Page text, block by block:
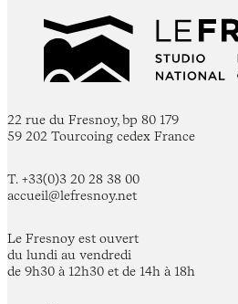
22 rue du Fresnoy, bp 80 179
59 202 Tourcoing cedex France
T. +33(0)3 20 28 38 00
accueil@lefresnoy.net
Le Fresnoy est ouvert
du lundi au vendredi
de 9h30 à 12h30 et de 14h à 18h